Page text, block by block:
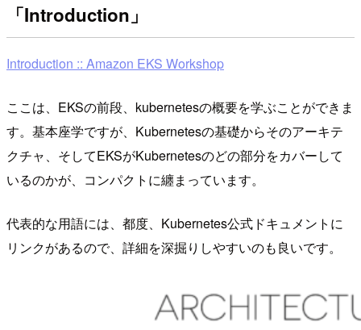
「Introduction」
Introduction :: Amazon EKS Workshop
ここは、EKSの前段、kubernetesの概要を学ぶことができま
す。基本座学ですが、Kubernetesの基礎からそのアーキテ
クチャ、そしてEKSがKubernetesのどの部分をカバーして
いるのかが、コンパクトに纏まっています。
代表的な用語には、都度、Kubernetes公式ドキュメントに
リンクがあるので、詳細を深掘りしやすいのも良いです。